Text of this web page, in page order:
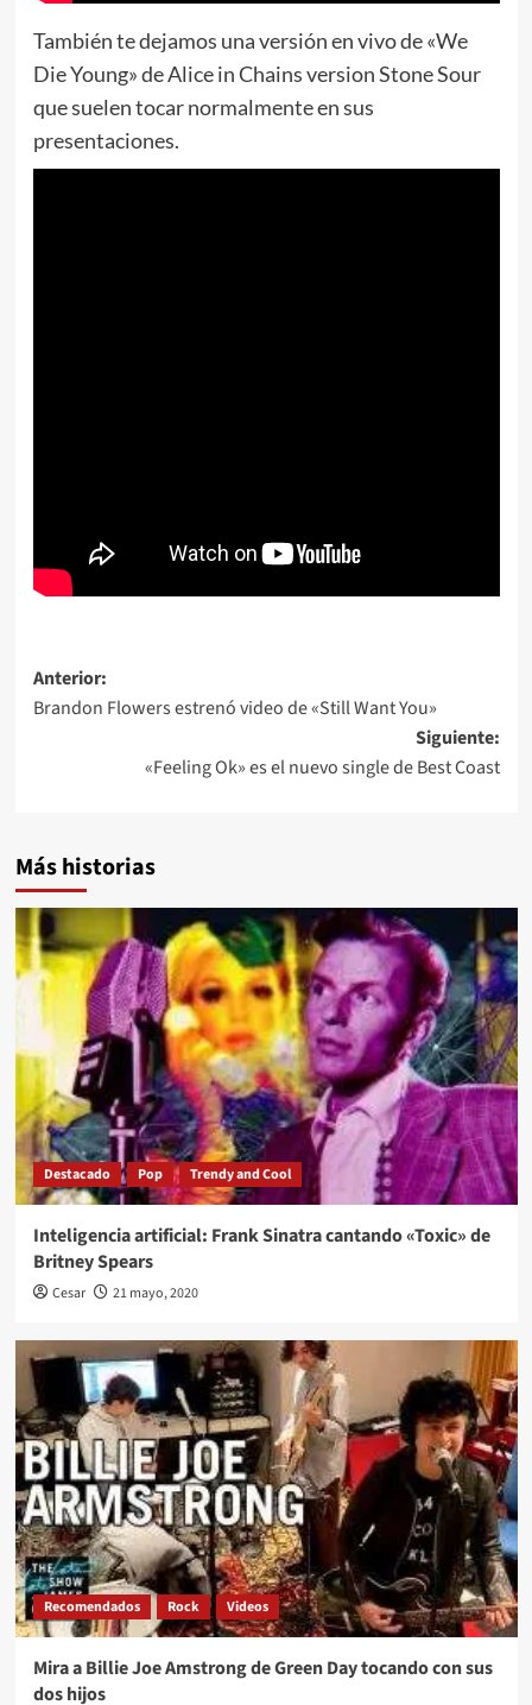
También te dejamos una versión en vivo de «We
Die Young» de Alice in Chains version Stone Sour
que suelen tocar normalmente en sus
presentaciones.
Navegación
de
entradas
Anterior:
Brandon Flowers estrenó video de «Still Want You»
Siguiente:
«Feeling Ok» es el nuevo single de Best Coast
Más historias
Destacado Pop Trendy and Cool
Inteligencia artificial: Frank Sinatra cantando «Toxic» de
Britney Spears
Cesar 21 mayo, 2020
Recomendados Rock Videos
Mira a Billie Joe Amstrong de Green Day tocando con sus
dos hijos